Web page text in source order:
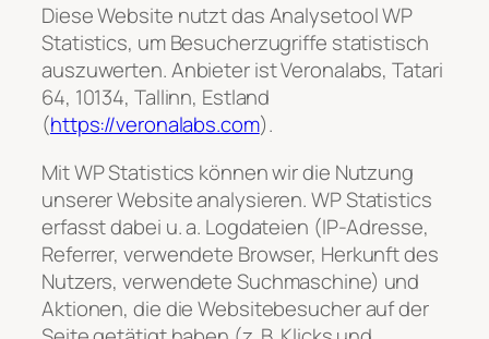
Diese Website nutzt das Analysetool WP
Statistics, um Besucherzugriffe statistisch
auszuwerten. Anbieter ist Veronalabs, Tatari
64, 10134, Tallinn, Estland
(https://veronalabs.com).
Mit WP Statistics können wir die Nutzung
unserer Website analysieren. WP Statistics
erfasst dabei u. a. Logdateien (IP-Adresse,
Referrer, verwendete Browser, Herkunft des
Nutzers, verwendete Suchmaschine) und
Aktionen, die die Websitebesucher auf der